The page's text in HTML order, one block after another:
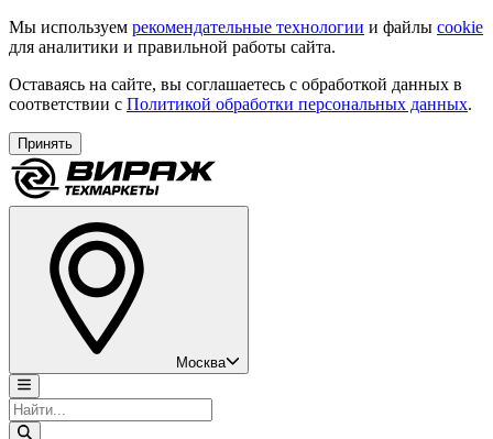
Мы используем рекомендательные технологии и файлы cookie
для аналитики и правильной работы сайта.
Оставаясь на сайте, вы соглашаетесь с обработкой данных в
соответствии с Политикой обработки персональных данных.
Принять
Москва